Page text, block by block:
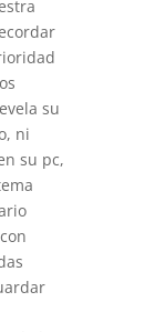
su
ni
su pc,